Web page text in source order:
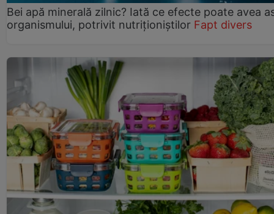
Bei apă minerală zilnic? Iată ce efecte poate avea
organismului, potrivit nutriționiștilor Fapt divers